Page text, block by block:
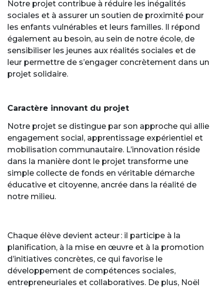
Notre projet contribue à réduire les inégalités
sociales et à assurer un soutien de proximité pour
les enfants vulnérables et leurs familles. Il répond
également au besoin, au sein de notre école, de
sensibiliser les jeunes aux réalités sociales et de
leur permettre de s’engager concrètement dans un
projet solidaire.
Caractère innovant du projet
Notre projet se distingue par son approche qui allie
engagement social, apprentissage expérientiel et
mobilisation communautaire. L’innovation réside
dans la manière dont le projet transforme une
simple collecte de fonds en véritable démarche
éducative et citoyenne, ancrée dans la réalité de
notre milieu.
Chaque élève devient acteur : il participe à la
planification, à la mise en œuvre et à la promotion
d’initiatives concrètes, ce qui favorise le
développement de compétences sociales,
entrepreneuriales et collaboratives. De plus, Noël